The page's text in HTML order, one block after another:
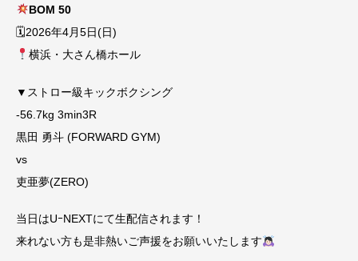
BOM 50
🗓2026年4月5日(日)
横浜・大さん橋ホール
▼ストロー級キックボクシング
-56.7kg 3min3R
黒田 勇斗 (FORWARD GYM)
vs
吏亜夢(ZERO)
当日はUｰNEXTにて生配信されます！
来れない方も是非熱いご声援をお願いいたします